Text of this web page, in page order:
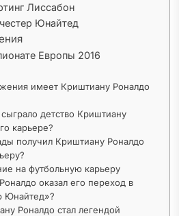
Лиссабон
Юнайтед
Европы 2016
имеет Криштиану Роналдо
детство Криштиану
карьере?
получил Криштиану Роналдо
на футбольную карьеру
оказал его переход в
Юнайтед»?
Роналдо стал легендой